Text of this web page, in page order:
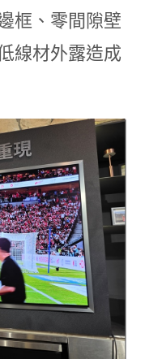
框、零間隙壁
線材外露造成